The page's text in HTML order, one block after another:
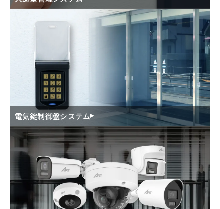
電気錠制御盤システム